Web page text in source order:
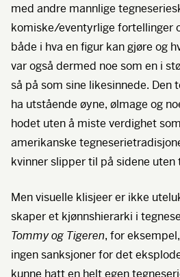
med andre mannlige
komiske/eventyrlige fortellinger
både i hva en figur kan gjøre og
var også dermed noe som en i
så på som sine likesinnede. Den
ha utstående øyne, ølmage og
hodet uten å miste verdighet
amerikanske
kvinner slipper til på sidene uten
Men visuelle klisjeer er ikke
skaper et kjønnshierarki i
Tommy og Tigeren, for
ingen sanksjoner for det
kunne hatt en helt egen